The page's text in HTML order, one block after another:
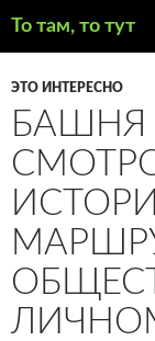
То там, то тут
СОДЕРЖИМОМУ
ЭТО ИНТЕРЕСНО
БАШНЯ